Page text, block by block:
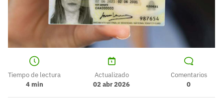
Tiempo de lectura
4min
Actualizado
02 abr 2026
Comentarios
0